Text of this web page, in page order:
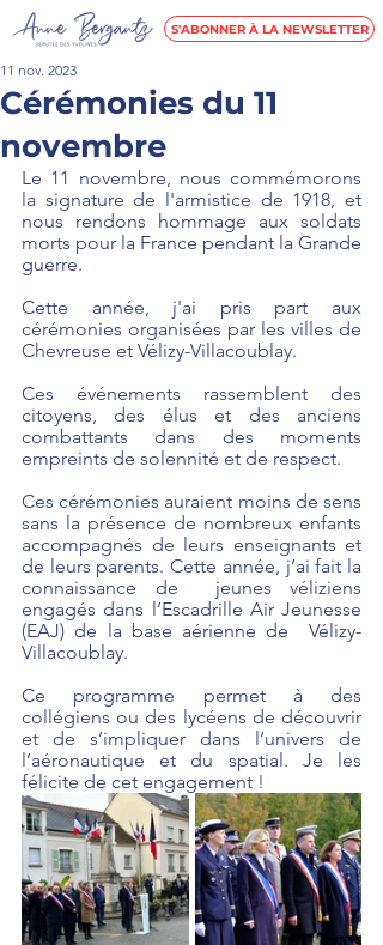
S'ABONNER À LA NEWSLETTER
Cérémonies du 11
novembre
11 nov. 2023
Le 11 novembre, nous commémorons
la signature de l'armistice de 1918, et
nous rendons hommage aux soldats
morts pour la France pendant la Grande
guerre.
Cette année, j'ai pris part aux
cérémonies organisées par les villes de
Chevreuse et Vélizy-Villacoublay.
Ces événements rassemblent des
citoyens, des élus et des anciens
combattants dans des moments
empreints de solennité et de respect.
Ces cérémonies auraient moins de sens
sans la présence de nombreux enfants
accompagnés de leurs enseignants et
de leurs parents. Cette année, j’ai fait la
connaissance de  jeunes véliziens
engagés dans l’Escadrille Air Jeunesse
(EAJ) de la base aérienne de  Vélizy-
Villacoublay.
Ce programme permet à des
collégiens ou des lycéens de découvrir
et de s’impliquer dans l’univers de
l’aéronautique et du spatial. Je les
félicite de cet engagement !